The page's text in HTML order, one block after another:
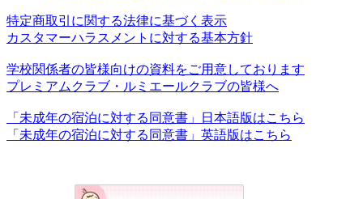
特定商取引に関する法律に基づく表示
カスタマーハラスメントに対する基本方針
学校関係者の皆様向けの資料をご用意しております
プレミアムクラブ・ルミエールクラブの皆様へ
「未成年の宿泊に対する同意書」日本語版はこちら
「未成年の宿泊に対する同意書」英語版はこちら